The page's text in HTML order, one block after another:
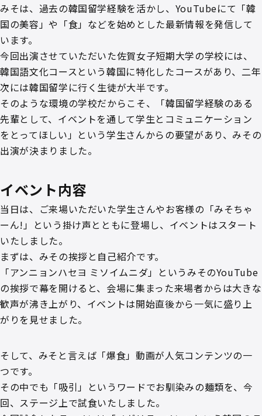
みそは、過去の韓国留学経験を活かし、YouTubeにて「韓
国の美容」や「食」などを始めとした最新情報を発信して
います。
今回出演させていただいた佐賀女子短期大学の学校には、
韓国語文化コースという韓国に特化したコースがあり、二年
次には韓国留学に行く生徒が大半です。
そのような環境の学校だからこそ、「韓国留学経験のある
先輩として、イベントを通して学生とコミュニケーション
をとってほしい」という学生さんからの要望があり、みその
出演が決まりました。
イベント内容
当日は、ご来場いただいた学生さんやお客様の「みそちゃ
ーん!」という掛け声とともに登場し、イベントはスタート
いたしました。
まずは、みその挨拶と自己紹介です。
「アンニョンハセヨ ミソイムニダ」というみそのYouTube
の挨拶で幕を開けると、会場に集まった来場者からは大きな
歓声が沸き上がり、イベントは開始直後から一気に盛り上
がりを見せました。
そして、みそと言えば「爆食」動画が人気コンテンツの一
つです。
その中でも「吸引」というワードでお馴染みの麺類を、今
回、ステージ上で試食いたしました。